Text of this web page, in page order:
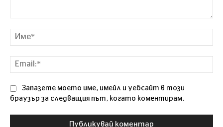
Запазете моето име, имейл и уебсайт в този
браузър за следващия път, когато коментирам.